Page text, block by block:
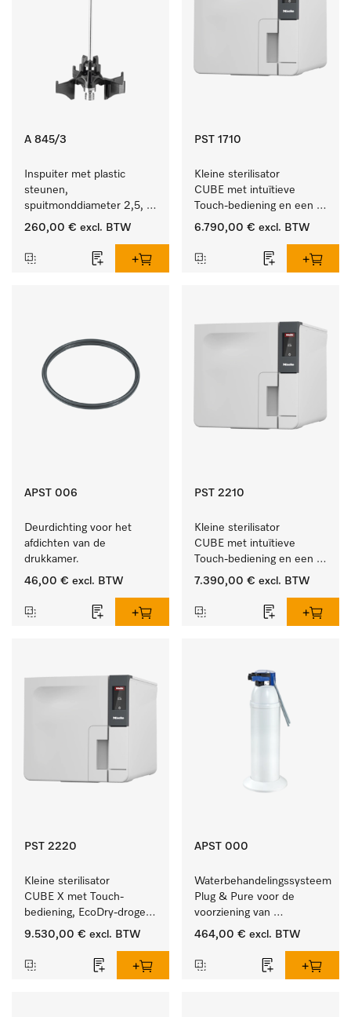
A 845/3
Inspuiter met plastic
steunen,
spuitmonddiameter 2,5,
lengte 125 mm, 20 stuks.
260,00 € excl. BTW
PST 1710
Kleine sterilisator
CUBE met intuïtieve
Touch-bediening en een
instrumentcapaciteit van
6.790,00 € excl. BTW
APST 006
Deurdichting voor het
afdichten van de
drukkamer.
46,00 € excl. BTW
PST 2210
Kleine sterilisator
CUBE met intuïtieve
Touch-bediening en een
instrumentcapaciteit van
7.390,00 € excl. BTW
PST 2220
Kleine sterilisator
CUBE X met Touch-
bediening, EcoDry-drogen
en instrumentcapaciteit
9.530,00 € excl. BTW
APST 000
Waterbehandelingssysteem
Plug & Pure voor de
voorziening van
gedemineraliseerd water.
464,00 € excl. BTW